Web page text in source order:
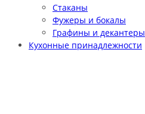
Стаканы
Фужеры и бокалы
Графины и декантеры
Кухонные принадлежности